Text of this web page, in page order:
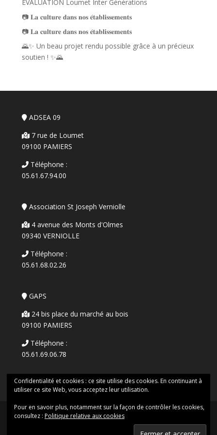
EVALUATION Loumet Inter Générations
📷 𝐋𝐚 𝐜𝐮𝐥𝐭𝐮𝐫𝐞 𝐝𝐚𝐧𝐬 𝐧𝐨𝐬 𝐞́𝐭𝐚𝐛𝐥𝐢𝐬𝐬𝐞𝐦𝐞𝐧𝐭𝐬
📷 𝐋𝐚 𝐜𝐮𝐥𝐭𝐮𝐫𝐞 𝐝𝐚𝐧𝐬 𝐧𝐨𝐬 𝐞́𝐭𝐚𝐛𝐥𝐢𝐬𝐬𝐞𝐦𝐞𝐧𝐭𝐬
🌄✨ Un beau projet rendu possible grâce à un précieux
soutien ! ✨🌄
ADSEA 09
7 rue de Loumet
09100 PAMIERS
Téléphone :
05.61.67.94.00
Association St Joseph Verniolle
4 avenue des Monts d'Olmes
09340 VERNIOLLE
Téléphone :
05.61.68.02.26
GAPS
24 bis place du marché au bois
09100 PAMIERS
Téléphone :
05.61.69.06.78
Confidentialité et cookies : ce site utilise des cookies. En continuant à
utiliser ce site Web, vous acceptez leur utilisation.
Pour en savoir plus, notamment sur la façon de contrôler les cookies,
consultez : Politique relative aux cookies